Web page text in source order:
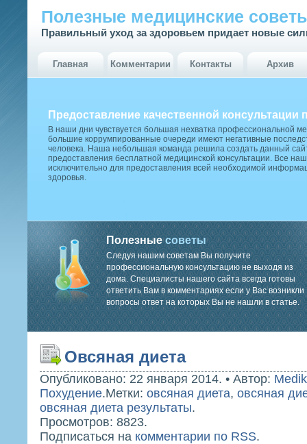
Полезные медицинские
Правильный уход за здоровьем придает новые
Главная Комментарии Контакты Архив
Предоставление качественной консультации
В наши дни чувствуется большая нехватка профессиональной
большие коррумпированные очереди имеют негативные
человека. Наша небольшая команда решила создать данный
предоставления бесплатной медицинской консультации. Все
исключительно для предоставления всей необходимой
здоровья.
Полезныесоветы
Следуя нашим советам Вы получите
профессиональную консультацию не выходя из
дома. Специалисты нашего сайта всегда готовы
ответить Вам в комментариях если у Вас возникли
вопросы ответ на которых Вы не нашли в статье.
Овсяная диета
Опубликовано: 22 января 2014. • Автор: Medik
Похудение.Метки: овсяная диета, овсяная
овсяная диета результаты.
Просмотров: 8823.
Подписаться на комментарии по RSS.